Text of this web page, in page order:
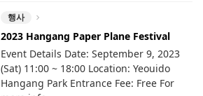
행사
2023 Hangang Paper Plane Festival
Event Details Date: September 9, 2023
(Sat) 11:00 ~ 18:00 Location: Yeouido
Hangang Park Entrance Fee: Free For